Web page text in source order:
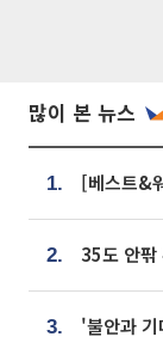
많이 본 뉴스
1.
2.
3.